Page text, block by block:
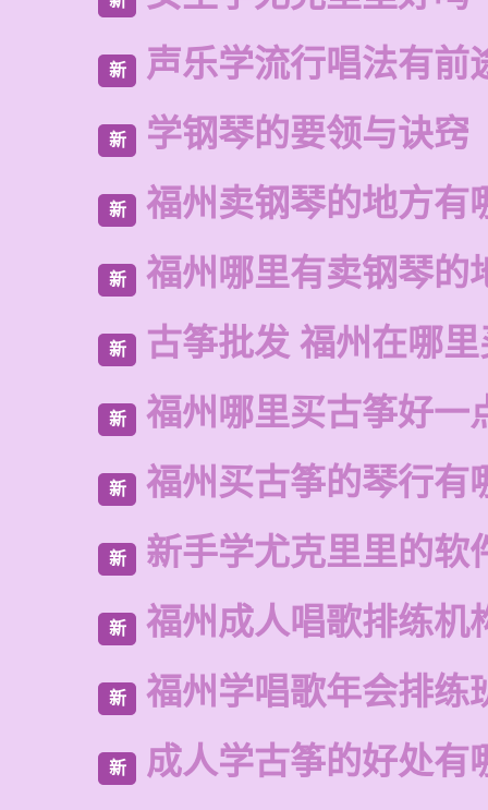
新 声乐学流行唱法有前
新 学钢琴的要领与诀窍
新 福州卖钢琴的地方有
新 福州哪里有卖钢琴的
新 古筝批发 福州在哪
新 福州哪里买古筝好一
新 福州买古筝的琴行有
新 新手学尤克里里的软
新 福州成人唱歌排练机
新 福州学唱歌年会排练
新 成人学古筝的好处有